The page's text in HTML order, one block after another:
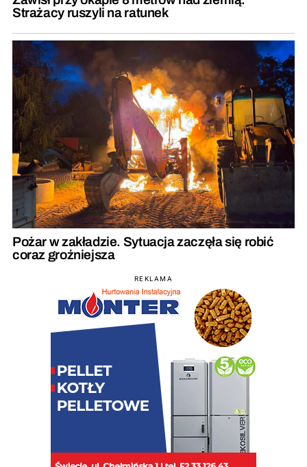
Strażacy ruszyli na ratunek
Pożar w zakładzie. Sytuacja zaczęła się robić
coraz groźniejsza
REKLAMA